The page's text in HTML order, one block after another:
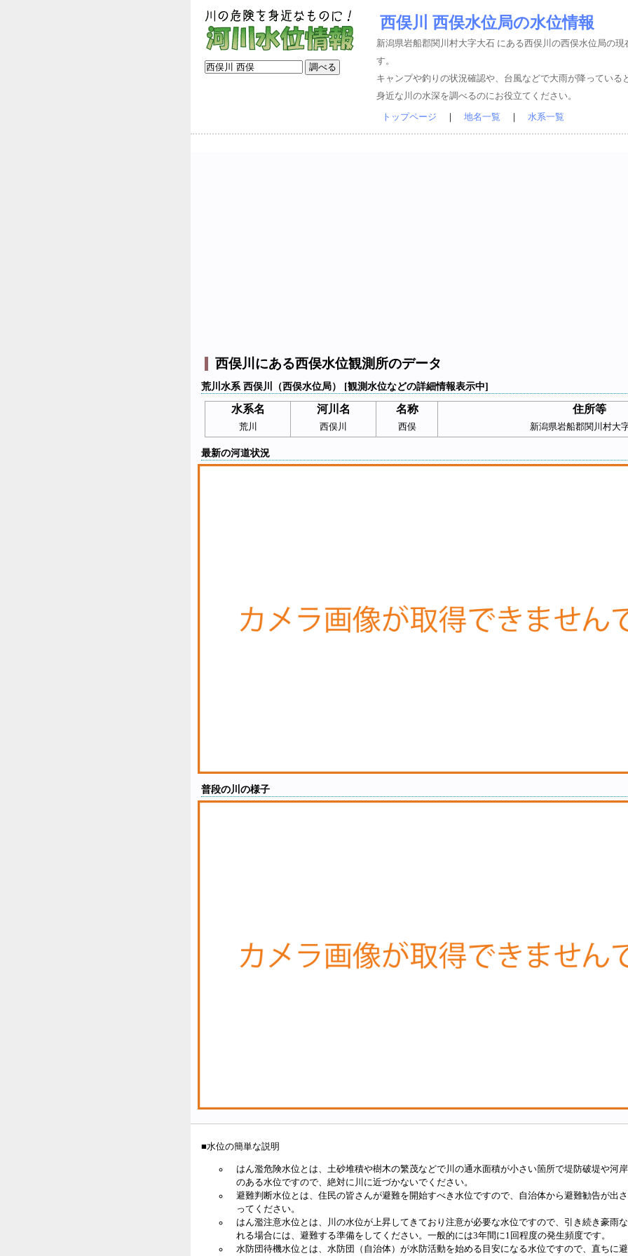
西俣川 西俣水位局の水位情報
新潟県岩船郡関川村大字大石 にある西俣川の西俣水位局の
す。
キャンプや釣りの状況確認や、台風などで大雨が降っている
身近な川の水深を調べるのにお役立てください。
トップページ 地名一覧 水系一覧
西俣川にある西俣水位観測所のデータ
荒川水系 西俣川（西俣水位局） [観測水位などの詳細情報表示中]
水系名 河川名 名称 住所等
荒川 西俣川 西俣 新潟県岩船郡関川村大
最新の河道状況
普段の川の様子
■水位の簡単な説明
はん濫危険水位とは、土砂堆積や樹木の繁茂などで川の通水面積が小さい箇所で堤防破堤や河
のある水位ですので、絶対に川に近づかないでください。
避難判断水位とは、住民の皆さんが避難を開始すべき水位ですので、自治体から避難勧告が出
ってください。
はん濫注意水位とは、川の水位が上昇してきており注意が必要な水位ですので、引き続き豪雨
れる場合には、避難する準備をしてください。一般的には3年間に1回程度の発生頻度です。
水防団待機水位とは、水防団（自治体）が水防活動を始める目安になる水位ですので、直ちに